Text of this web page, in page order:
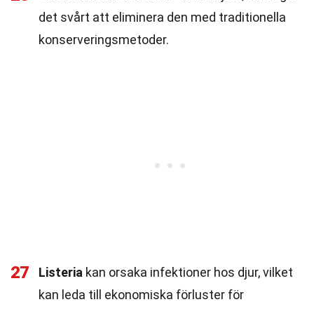
det svårt att eliminera den med traditionella
konserveringsmetoder.
27 Listeria kan orsaka infektioner hos djur, vilket
kan leda till ekonomiska förluster för